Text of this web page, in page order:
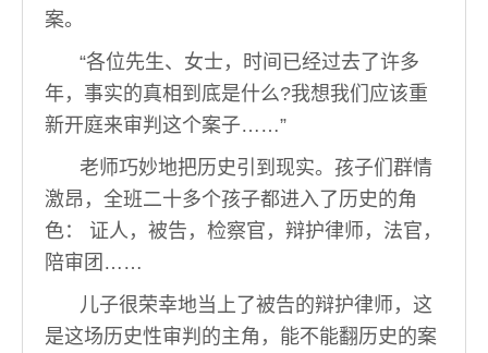
案。
“各位先生、女士，时间已经过去了许多
年，事实的真相到底是什么?我想我们应该重
新开庭来审判这个案子……”
老师巧妙地把历史引到现实。孩子们群情
激昂，全班二十多个孩子都进入了历史的角
色： 证人，被告，检察官，辩护律师，法官，
陪审团……
儿子很荣幸地当上了被告的辩护律师，这
是这场历史性审判的主角，能不能翻历史的案